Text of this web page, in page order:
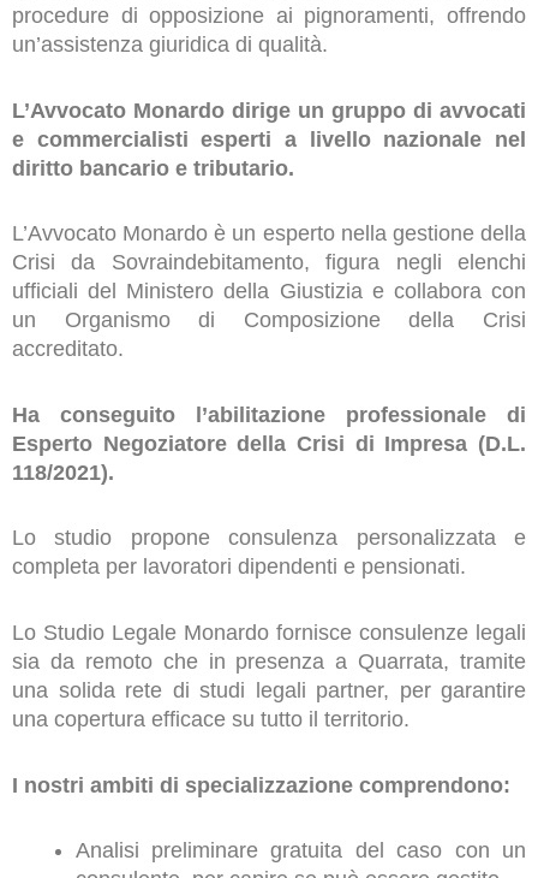
procedure di opposizione ai pignoramenti, offrendo
un’assistenza giuridica di qualità.
L’Avvocato Monardo dirige un gruppo di avvocati
e commercialisti esperti a livello nazionale nel
diritto bancario e tributario.
L’Avvocato Monardo è un esperto nella gestione della
Crisi da Sovraindebitamento, figura negli elenchi
ufficiali del Ministero della Giustizia e collabora con
un Organismo di Composizione della Crisi
accreditato.
Ha conseguito l’abilitazione professionale di
Esperto Negoziatore della Crisi di Impresa (D.L.
118/2021).
Lo studio propone consulenza personalizzata e
completa per lavoratori dipendenti e pensionati.
Lo Studio Legale Monardo fornisce consulenze legali
sia da remoto che in presenza a Quarrata, tramite
una solida rete di studi legali partner, per garantire
una copertura efficace su tutto il territorio.
I nostri ambiti di specializzazione comprendono:
Analisi preliminare gratuita del caso con un